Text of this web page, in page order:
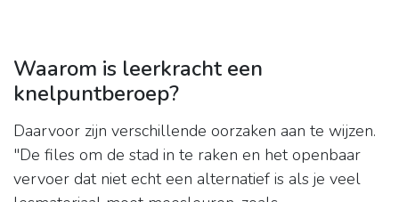
Waarom is leerkracht een
knelpuntberoep?
Daarvoor zijn verschillende oorzaken aan te wijzen.
"De files om de stad in te raken en het openbaar
vervoer dat niet echt een alternatief is als je veel